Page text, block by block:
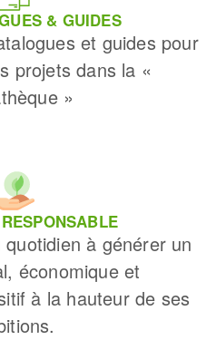
& GUIDES
et guides pour
projets dans la «
»
quotidien à générer un
économique et
à la hauteur de ses